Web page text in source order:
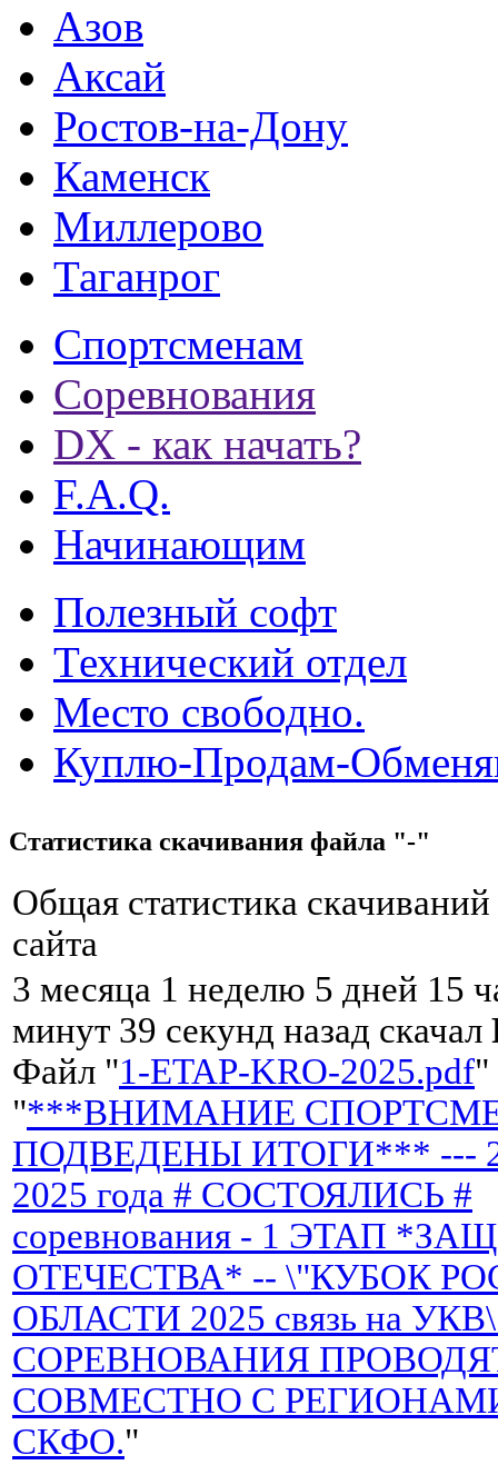
Азов
Аксай
Ростов-на-Дону
Каменск
Миллерово
Таганрог
Спортсменам
Соревнования
DX - как начать?
F.A.Q.
Начинающим
Полезный софт
Технический отдел
Место свободно.
Куплю-Продам-
Статистика скачивания файла "-"
Общая статистика
сайта
3 месяца 1 неделю 5 дней 15
минут 39 секунд назад скачал
Файл "1-ETAP-KRO-2025.pdf"
"***ВНИМАНИЕ
ПОДВЕДЕНЫ ИТОГИ*** ---
2025 года # СОСТОЯЛИСЬ #
соревнования - 1 ЭТАП
ОТЕЧЕСТВА* -- \"КУБОК
ОБЛАСТИ 2025 связь на
СОРЕВНОВАНИЯ
СОВМЕСТНО С
СКФО."